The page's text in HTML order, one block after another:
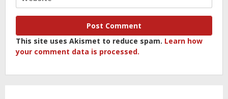
This site uses Akismet to reduce spam. Learn how
your comment data is processed.